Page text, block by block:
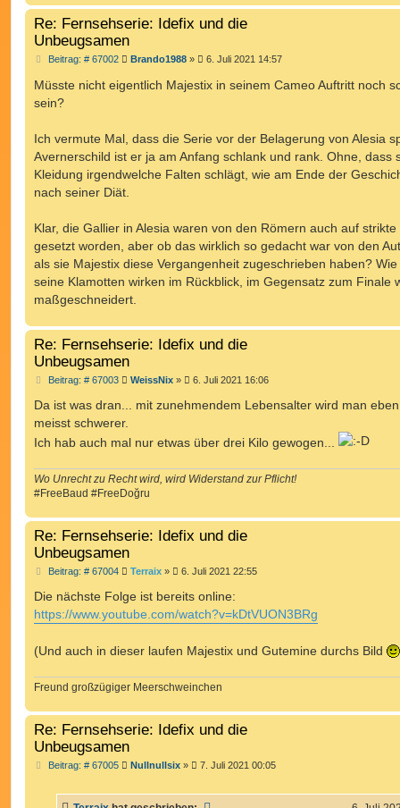
Re: Fernsehserie: Idefix und die
Unbeugsamen
Beitrag: # 67002B
i
t
Brando1988» 6. Juli 2021 14:57
Müsste nicht eigentlich Majestix in seinem Cameo Auftritt noch
sein?
Ich vermute Mal, dass die Serie vor der Belagerung von Alesia
Avernerschild ist er ja am Anfang schlank und rank. Ohne, dass
Kleidung irgendwelche Falten schlägt, wie am Ende der
nach seiner Diät.
Klar, die Gallier in Alesia waren von den Römern auch auf strikte
gesetzt worden, aber ob das wirklich so gedacht war von den
als sie Majestix diese Vergangenheit zugeschrieben haben?
seine Klamotten wirken im Rückblick, im Gegensatz zum Finale
maßgeschneidert.
Re: Fernsehserie: Idefix und die
Unbeugsamen
Beitrag: # 67003B
i
r
g
WeissNix» 6. Juli 2021 16:06
Da ist was dran... mit zunehmendem Lebensalter wird man
meisst schwerer.
Ich hab auch mal nur etwas über drei Kilo gewogen...
Wo Unrecht zu Recht wird, wird Widerstand zur Pflicht!
#FreeBaud #FreeDoğru
Re: Fernsehserie: Idefix und die
Unbeugsamen
Beitrag: # 67004B
i
r
Terraix» 6. Juli 2021 22:55
Die nächste Folge ist bereits online:
https://www.youtube.com/watch?v=kDtVUON3BRg
(Und auch in dieser laufen Majestix und Gutemine durchs Bild
Freund großzügiger Meerschweinchen
Re: Fernsehserie: Idefix und die
Unbeugsamen
Beitrag: # 67005B Nullnullsix» 7. Juli 2021 00:05